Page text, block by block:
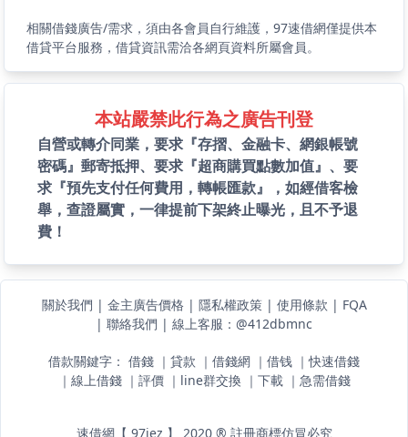
相關借錢廣告/需求，須由各會員自行維護，97速借網僅提供本
借貸平台服務，借貸資訊需洽各網頁資料所屬會員。
本站嚴禁此行為之廣告刊登
自營或轉介同業，要求『存摺、金融卡、網銀帳號
密碼』郵寄抵押、要求『超商購買點數加值』、要
求『預先支付任何費用，轉帳匯款』，如經借客檢
舉，查證屬實，一律提前下架終止曝光，且不予退
費！
關於我們 | 金主廣告價格| 隱私權政策| 使用條款 | FQA
| 聯絡我們 | 線上客服：@412dbmnc
借款關鍵字： 借錢 ｜ 貸款 ｜ 借錢網 ｜ 借钱 ｜快速借錢
｜ 線上借錢｜ 評價｜ line群交換｜ 下載｜ 急需借錢
速借網【 97jez 】 2020 ® 註冊商標仿冒必究